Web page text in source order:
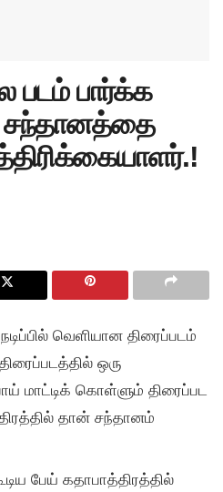
படம் பார்க்க
வெளியான திரைப்படம்
ஒரு
மாட்டிக் கொள்ளும் திரைப்பட
தான் சந்தானம்
பேய் கதாபாத்திரத்தில்